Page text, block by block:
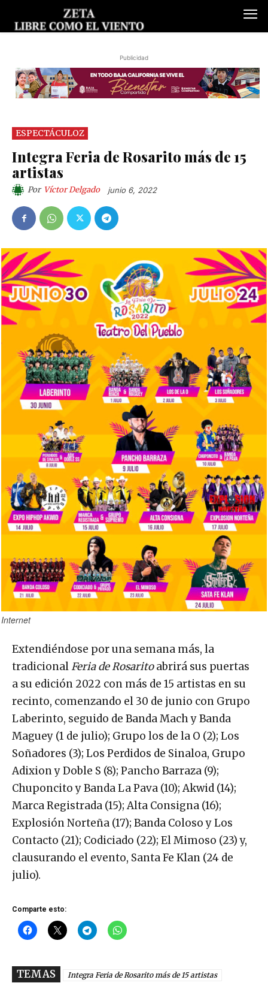
Publicidad
ESPECTÁCULOZ
Integra Feria de Rosarito más de 15
artistas
Por Víctor Delgado junio 6, 2022
Internet
Extendiéndose por una semana más, la
tradicionalFeria de Rosaritoabrirá sus puertas
a su edición 2022 con más de 15 artistas en su
recinto, comenzando el 30 de junio con Grupo
Laberinto, seguido de Banda Mach y Banda
Maguey (1 de julio); Grupo los de la O (2); Los
Soñadores (3); Los Perdidos de Sinaloa, Grupo
Adixion y Doble S (8); Pancho Barraza (9);
Chuponcito y Banda La Pava (10); Akwid (14);
Marca Registrada (15); Alta Consigna (16);
Explosión Norteña (17); Banda Coloso y Los
Contacto (21); Codiciado (22); El Mimoso (23) y,
clausurando el evento, Santa Fe Klan (24 de
julio).
Comparte esto:
TEMAS Integra Feria de Rosarito más de 15 artistas